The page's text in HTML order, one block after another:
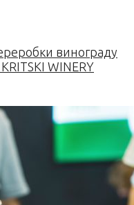
винограду
WINERY